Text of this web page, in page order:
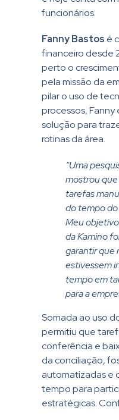
funcionários.
Fanny Bastos é
financeiro desde
perto o
pela missão da
pilar o uso de
processos, Fanny
solução para
rotinas da área.
“Uma
mostrou
tarefas
do tempo
Meu
da Kamino
garantir que
estivessem
tempo em
para a
Somada ao uso
permitiu que
conferência e
da conciliação,
automatizadas e
tempo para
estratégicas.